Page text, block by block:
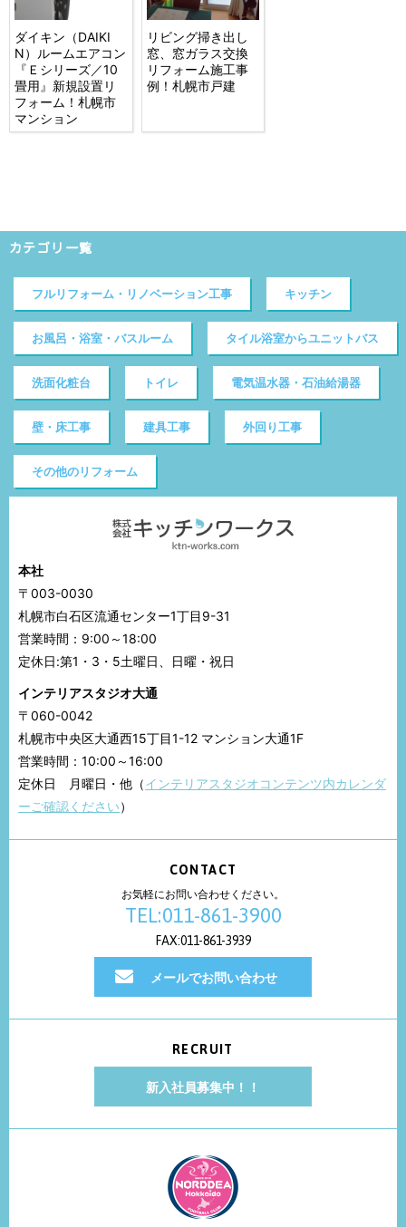
ダイキン（DAIKI
N）ルームエアコン
『Ｅシリーズ／10
畳用』新規設置リ
フォーム！札幌市
マンション
リビング掃き出し
窓、窓ガラス交換
リフォーム施工事
例！札幌市戸建
カテゴリ一覧
フルリフォーム・リノベーション工事 キッチン
お風呂・浴室・バスルーム タイル浴室からユニットバス
洗面化粧台 トイレ 電気温水器・石油給湯器
壁・床工事 建具工事 外回り工事
その他のリフォーム
本社
〒003-0030
札幌市白石区流通センター1丁目9-31
営業時間：9:00～18:00
定休日:第1・3・5土曜日、日曜・祝日
インテリアスタジオ大通
〒060-0042
札幌市中央区大通西15丁目1-12 マンション大通1F
営業時間：10:00～16:00
定休日 月曜日・他（インテリアスタジオコンテンツ内カレンダ
ーご確認ください）
CONTACT
お気軽にお問い合わせください。
TEL:011-861-3900
FAX:011-861-3939
メールでお問い合わせ
RECRUIT
新入社員募集中！！